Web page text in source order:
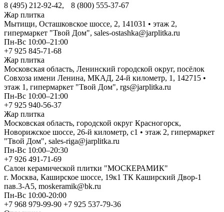
8 (495) 212-92-42, 8 (800) 555-37-67
Жар плитка
Мытищи, Осташковское шоссе, 2, 141031 • этаж 2,
гипермаркет "Твой Дом", sales-ostashka@jarplitka.ru
Пн-Вс 10:00–21:00
+7 925 845-71-68
Жар плитка
Московская область, Ленинский городской округ, посёлок
Совхоза имени Ленина, МКАД, 24-й километр, 1, 142715 •
этаж 1, гипермаркет "Твой Дом", rgs@jarplitka.ru
Пн-Вс 10:00–21:00
+7 925 940-56-37
Жар плитка
Московская область, городской округ Красногорск,
Новорижское шоссе, 26-й километр, с1 • этаж 2, гипермаркет
"Твой Дом", sales-riga@jarplitka.ru
Пн-Вс 10:00–20:30
+7 926 491-71-69
Салон керамической плитки "МОСКЕРАМИК"
г. Москва, Каширское шоссе, 19к1 ТК Каширский Двор-1
пав.3-А5, moskeramik@bk.ru
Пн-Вс 10:00-20:00
+7 968 979-99-90 +7 925 537-79-36